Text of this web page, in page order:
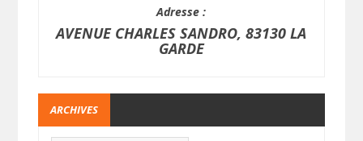
Adresse :
AVENUE CHARLES SANDRO, 83130 LA
GARDE
ARCHIVES